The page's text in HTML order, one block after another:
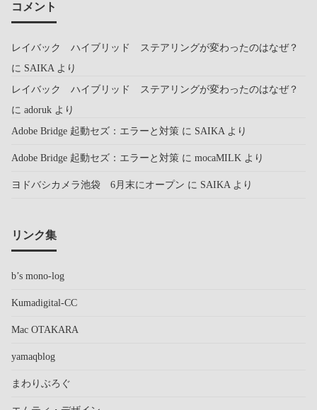
コメント
レイバック ハイブリッド ステアリングが変わったのはなぜ？
に SAIKA より
レイバック ハイブリッド ステアリングが変わったのはなぜ？
に adoruk より
Adobe Bridge 起動セズ：エラーと対策 に SAIKA より
Adobe Bridge 起動セズ：エラーと対策 に mocaMILK より
ヨドバシカメラ池袋 6月末にオープン に SAIKA より
リンク集
b’s mono-log
Kumadigital-CC
Mac OTAKARA
yamaqblog
まわりぶろぐ